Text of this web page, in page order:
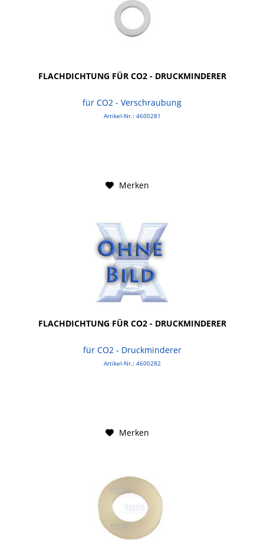
FLACHDICHTUNG FÜR CO2 - DRUCKMINDERER
für CO2 - Verschraubung
Artikel-Nr.: 4600281
Merken
FLACHDICHTUNG FÜR CO2 - DRUCKMINDERER
für CO2 - Druckminderer
Artikel-Nr.: 4600282
Merken